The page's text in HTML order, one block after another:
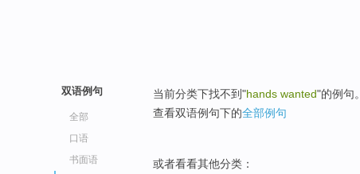
双语例句
全部
口语
书面语
当前分类下找不到"hands wanted"的例句。
查看双语例句下的全部例句
或者看看其他分类：